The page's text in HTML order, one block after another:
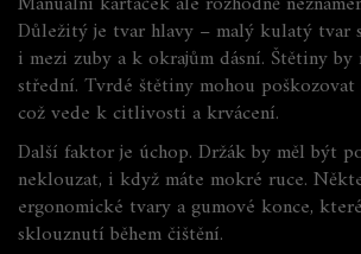
Důležitý je tvar hlavy – malý kulatý tvar
i mezi zuby a k okrajům dásní. Štětiny
střední. Tvrdé štětiny mohou
což vede k citlivosti a krvácení.
Další faktor je úchop. Držák by měl být
neklouzat, i když máte mokré ruce.
ergonomické tvary a gumové konce,
sklouznutí během čištění.